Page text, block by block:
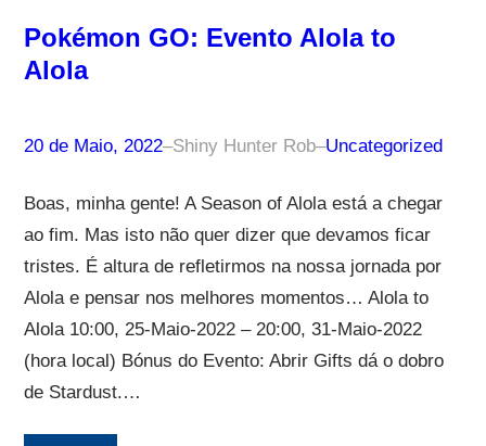
Pokémon GO: Evento Alola to
Alola
20 de Maio, 2022–Shiny Hunter Rob–Uncategorized
Boas, minha gente! A Season of Alola está a chegar
ao fim. Mas isto não quer dizer que devamos ficar
tristes. É altura de refletirmos na nossa jornada por
Alola e pensar nos melhores momentos… Alola to
Alola 10:00, 25-Maio-2022 – 20:00, 31-Maio-2022
(hora local) Bónus do Evento: Abrir Gifts dá o dobro
de Stardust.…